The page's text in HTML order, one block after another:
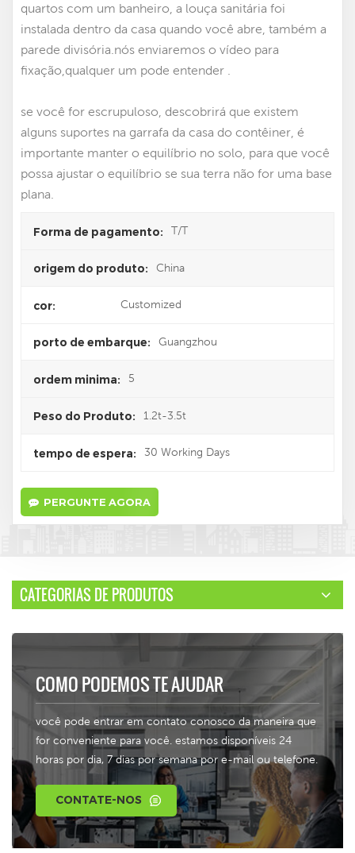
quartos com um banheiro, a louça sanitária foi
instalada dentro da casa quando você abre, também a
parede divisória.nós enviaremos o vídeo para
fixação,qualquer um pode entender .
se você for escrupuloso, descobrirá que existem
alguns suportes na garrafa da casa do contêiner, é
importante manter o equilíbrio no solo, para que você
possa ajustar o equilíbrio se sua terra não for uma base
plana.
Forma de pagamento: T/T
origem do produto: China
cor: Customized
porto de embarque: Guangzhou
ordem minima: 5
Peso do Produto: 1.2t-3.5t
tempo de espera: 30 Working Days
PERGUNTE AGORA
CATEGORIAS DE PRODUTOS
COMO PODEMOS TE AJUDAR
você pode entrar em contato conosco da maneira que
for conveniente para você. estamos disponíveis 24
horas por dia, 7 dias por semana por e-mail ou telefone.
CONTATE-NOS